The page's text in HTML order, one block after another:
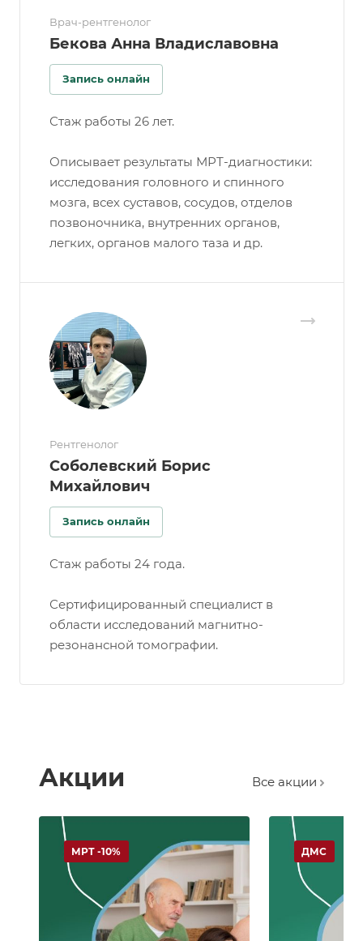
Врач-рентгенолог
Бекова Анна Владиславовна
Запись онлайн
Стаж работы 26 лет.
Описывает результаты МРТ-диагностики:
исследования головного и спинного
мозга, всех суставов, сосудов, отделов
позвоночника, внутренних органов,
легких, органов малого таза и др.
Рентгенолог
Соболевский Борис
Михайлович
Запись онлайн
Стаж работы 24 года.
Сертифицированный специалист в
области исследований магнитно-
резонансной томографии.
Акции Все акции
МРТ -10% ДМС